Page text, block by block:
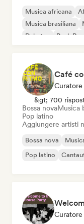
Musica africana
Musica brasiliana
Dubstep
Punk
Café
Curatore
&gt; 700
Bossa novaMusica
Pop latino
Aggiungere artisti
Bossa nova
Pop latino
Curatore